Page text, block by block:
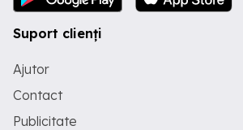
Suport clienți
Ajutor
Contact
Publicitate